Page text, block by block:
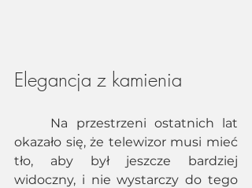
Elegancja z kamienia
okazało się, że telewizor musi mieć
tło, aby był jeszcze bardziej
widoczny, i nie wystarczy do tego